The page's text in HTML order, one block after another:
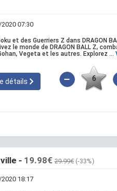
07:30
et des Guerriers Z dans DRAGON
le monde de DRAGON BALL Z,
Vegeta et les autres. Explorez ...
détails 6
- 19.98€ 29.99€ (-33%)
18:17